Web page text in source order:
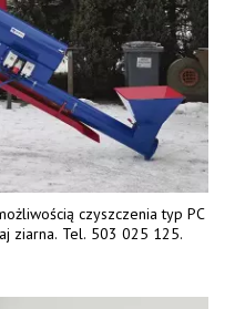
czyszczenia typ PC
ziarna. Tel. 503 025 125.